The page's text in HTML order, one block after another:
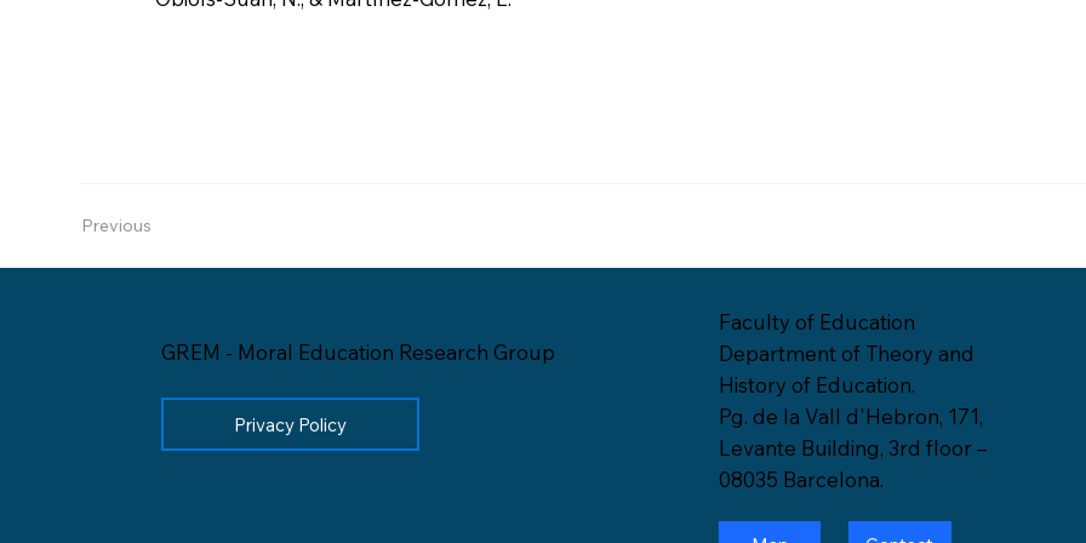
Previous
GREM - Moral Education Research Group
Privacy Policy
Faculty of Education
Department of Theory and
History of Education.
Pg. de la Vall d'Hebron, 171,
Levante Building, 3rd floor –
08035 Barcelona.